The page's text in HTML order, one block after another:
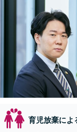
育児放棄によ